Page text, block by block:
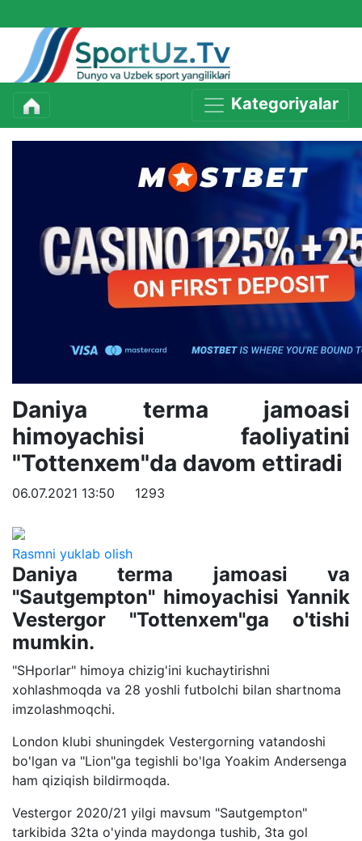
Kategoriyalar
Daniya terma jamoasi
himoyachisi faoliyatini
"Tottenxem"da davom ettiradi
06.07.2021 13:50 1293
Rasmni yuklab olish
Daniya terma jamoasi va
"Sautgempton" himoyachisi Yannik
Vestergor "Tottenxem"ga o'tishi
mumkin.
"SHporlar" himoya chizig'ini kuchaytirishni
xohlashmoqda va 28 yoshli futbolchi bilan shartnoma
imzolashmoqchi.
London klubi shuningdek Vestergorning vatandoshi
bo'lgan va "Lion"ga tegishli bo'lga Yoakim Andersenga
ham qiziqish bildirmoqda.
Vestergor 2020/21 yilgi mavsum "Sautgempton"
tarkibida 32ta o'yinda maydonga tushib, 3ta gol